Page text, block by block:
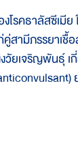
รคธาลัสซีเมีย
ก่คู่สามีภรรยาเ
วัยเจริญพันธุ์ เ